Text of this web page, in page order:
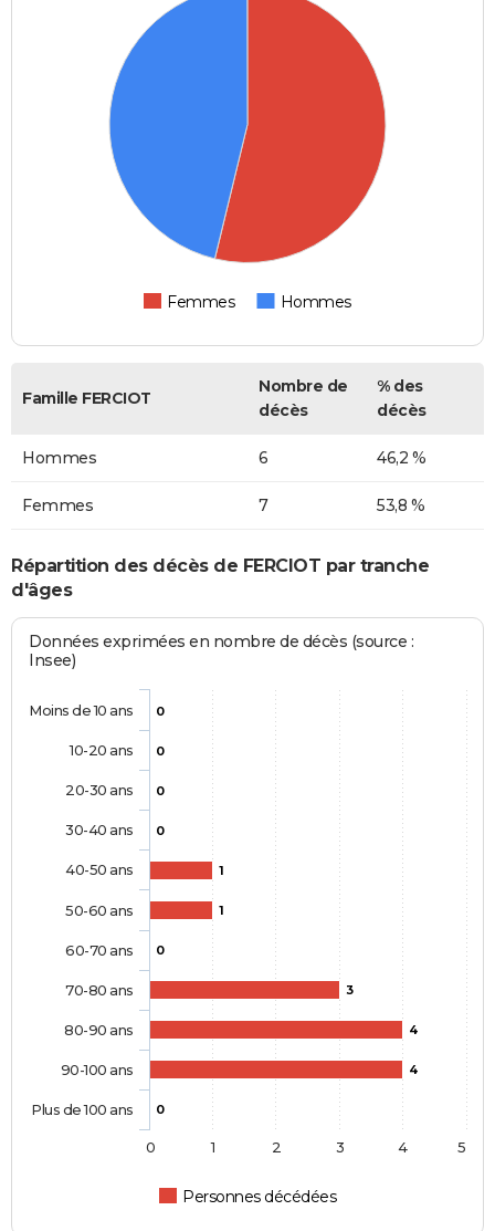
Femmes Hommes
Famille FERCIOT
Nombre de
décès
% des
décès
Hommes 6 46,2 %
Femmes 7 53,8 %
Répartition des décès de FERCIOT par tranche
d'âges
Données exprimées en nombre de décès (source :
Insee)
0
0
0
0
1
1
0
3
4
4
0
Personnes décédées
Moins de 10 ans
10-20 ans
20-30 ans
30-40 ans
40-50 ans
50-60 ans
60-70 ans
70-80 ans
80-90 ans
90-100 ans
Plus de 100 ans
0 1 2 3 4 5